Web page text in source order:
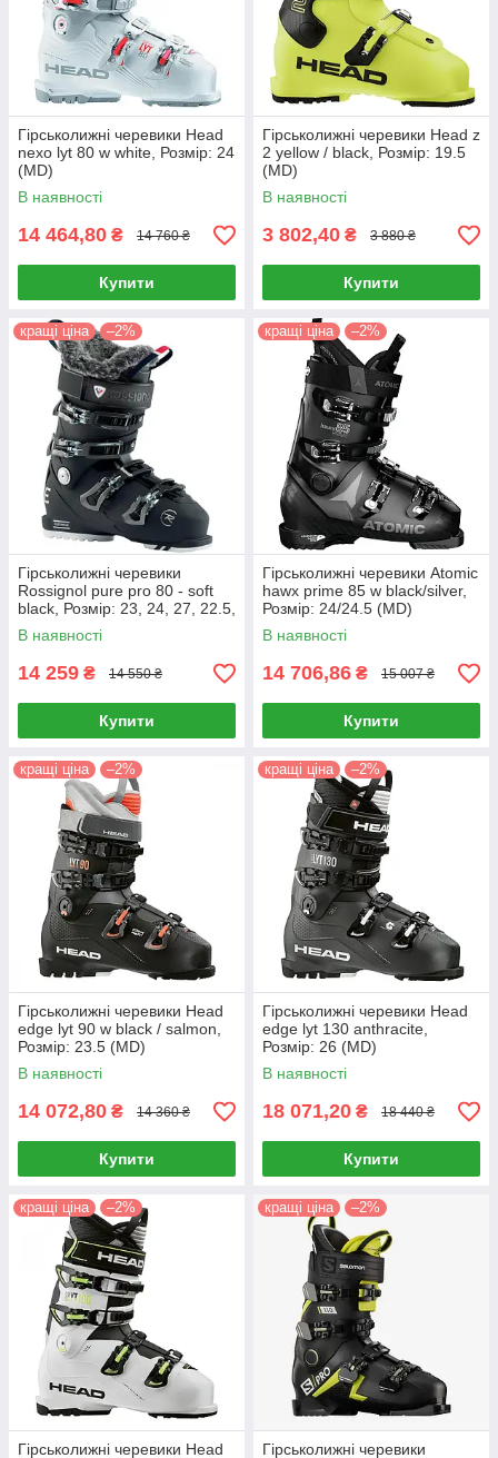
Гірськолижні черевики Head
nexo lyt 80 w white, Розмір: 24
(MD)
В наявності
14 464,80 ₴ 14 760 ₴
Купити
Гірськолижні черевики Head z
2 yellow / black, Розмір: 19.5
(MD)
В наявності
3 802,40 ₴ 3 880 ₴
Купити
кращі ціна –2%
Гірськолижні черевики
Rossignol pure pro 80 - soft
black, Розмір: 23, 24, 27, 22.5,
24.5, 27.5 (MD)
В наявності
14 259 ₴ 14 550 ₴
Купити
кращі ціна –2%
Гірськолижні черевики Atomic
hawx prime 85 w black/silver,
Розмір: 24/24.5 (MD)
В наявності
14 706,86 ₴ 15 007 ₴
Купити
кращі ціна –2%
Гірськолижні черевики Head
edge lyt 90 w black / salmon,
Розмір: 23.5 (MD)
В наявності
14 072,80 ₴ 14 360 ₴
Купити
кращі ціна –2%
Гірськолижні черевики Head
edge lyt 130 anthracite,
Розмір: 26 (MD)
В наявності
18 071,20 ₴ 18 440 ₴
Купити
кращі ціна –2%
Гірськолижні черевики Head
кращі ціна –2%
Гірськолижні черевики